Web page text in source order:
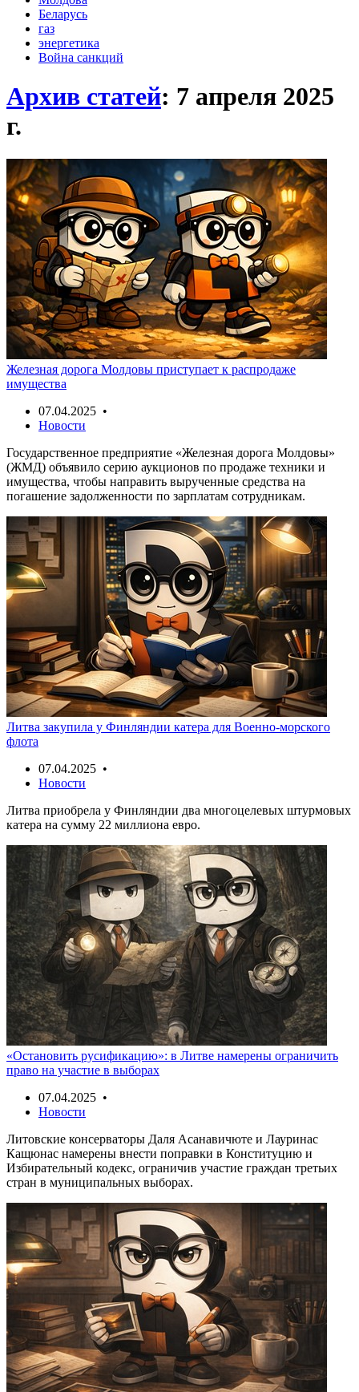
Беларусь
газ
энергетика
Война санкций
Архив статей: 7 апреля 2025
г.
Железная дорога Молдовы приступает к распродаже
имущества
07.04.2025 •
Новости
Государственное предприятие «Железная дорога Молдовы»
(ЖМД) объявило серию аукционов по продаже техники и
имущества, чтобы направить вырученные средства на
погашение задолженности по зарплатам сотрудникам.
Литва закупила у Финляндии катера для Военно-морского
флота
07.04.2025 •
Новости
Литва приобрела у Финляндии два многоцелевых штурмовых
катера на сумму 22 миллиона евро.
«Остановить русификацию»: в Литве намерены ограничить
право на участие в выборах
07.04.2025 •
Новости
Литовские консерваторы Даля Асанавичюте и Лауринас
Кащюнас намерены внести поправки в Конституцию и
Избирательный кодекс, ограничив участие граждан третьих
стран в муниципальных выборах.